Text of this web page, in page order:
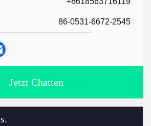
86-0531-6672-2545
Jetzt Chatten